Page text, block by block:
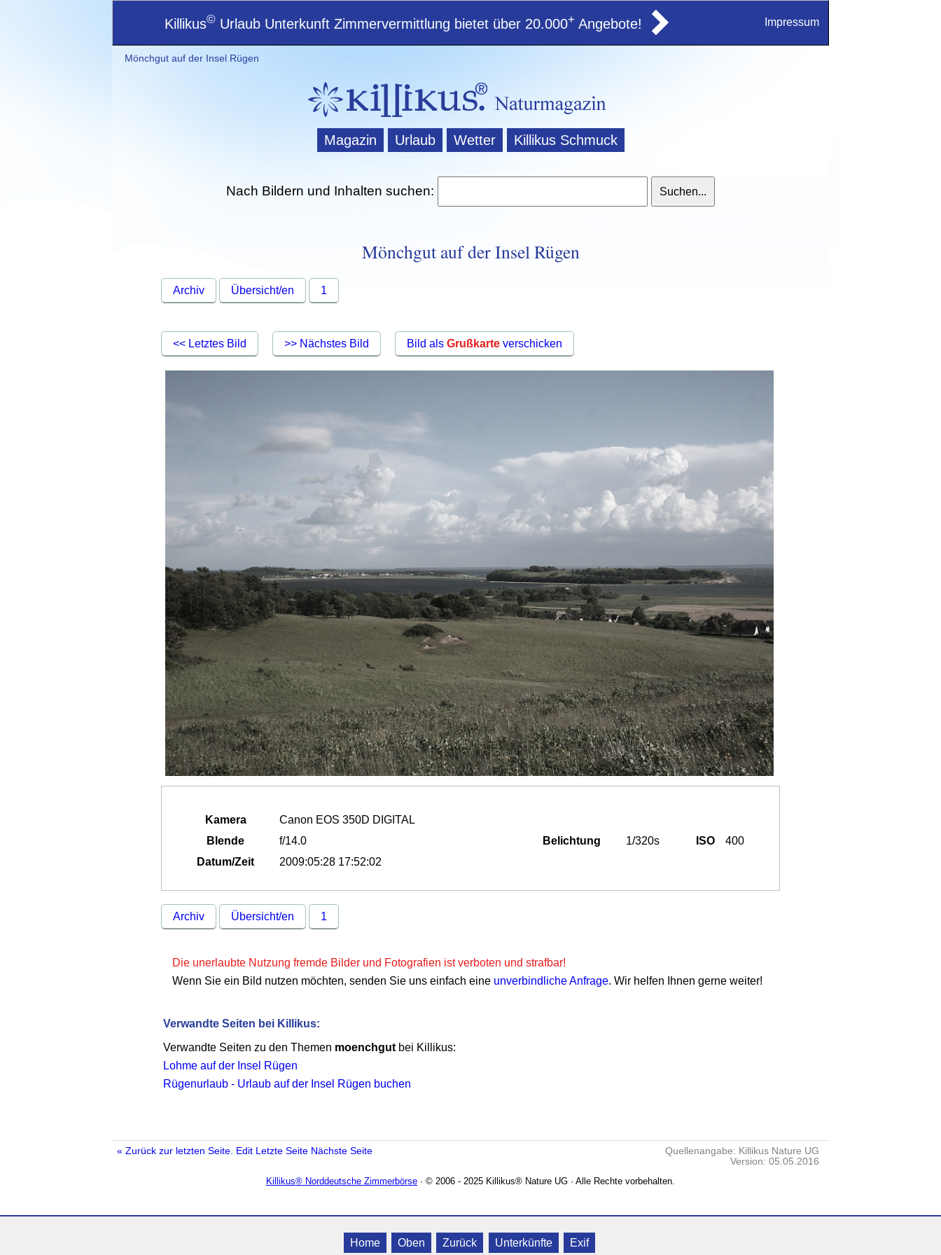
Killikus© Urlaub Unterkunft Zimmervermittlung bietet über 20.000+ Angebote! Impressum
Mönchgut auf der Insel Rügen
Magazin Urlaub Wetter Killikus Schmuck
Nach Bildern und Inhalten suchen:
Mönchgut auf der Insel Rügen
Archiv Übersicht/en 1
<< Letztes Bild >> Nächstes Bild Bild als Grußkarteverschicken
Kamera
Canon EOS 350D DIGITAL
Blende
f/14.0 Belichtung 1/320s ISO
400
Datum/Zeit
2009:05:28 17:52:02
Archiv Übersicht/en 1
Die unerlaubte Nutzung fremde Bilder und Fotografien ist verboten und strafbar!
Wenn Sie ein Bild nutzen möchten, senden Sie uns einfach eine unverbindliche Anfrage. Wir helfen Ihnen gerne weiter!
Verwandte Seiten bei Killikus:
Verwandte Seiten zu den Themen moenchgutbei Killikus:
Lohme auf der Insel Rügen
Rügenurlaub - Urlaub auf der Insel Rügen buchen
« Zurück zur letzten Seite. Edit Letzte Seite Nächste Seite
Quellenangabe: Killikus Nature UG
Version: 05.05.2016
Killikus® Norddeutsche Zimmerbörse · © 2006 - 2025 Killikus® Nature UG · Alle Rechte vorbehalten.
Home Oben Zurück Unterkünfte Exif